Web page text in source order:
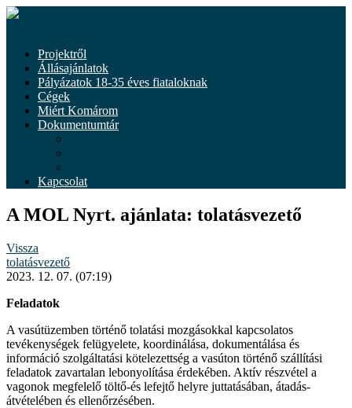
Tovább
Projektről
Állásajánlatok
Pályázatok 18-35 éves fiataloknak
Cégek
Miért Komárom
Dokumentumtár
Kapcsolat
A MOL Nyrt. ajánlata: tolatásvezető
Vissza
tolatásvezető
2023. 12. 07. (07:19)
Feladatok
A vasútüzemben történő tolatási mozgásokkal kapcsolatos
tevékenységek felügyelete, koordinálása, dokumentálása és
információ szolgáltatási kötelezettség a vasúton történő szállítási
feladatok zavartalan lebonyolítása érdekében. Aktív részvétel a
vagonok megfelelő töltő-és lefejtő helyre juttatásában, átadás-
átvételében és ellenőrzésében.